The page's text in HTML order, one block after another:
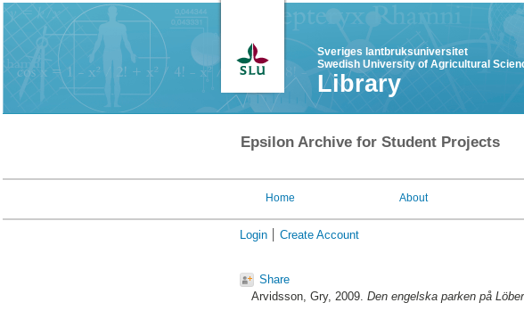
Sveriges lantbruksuniversitet
Swedish University of Agricultural
Library
Epsilon Archive for Student Projects
Home About
Login Create Account
Share
Arvidsson, Gry, 2009. Den engelska parken på